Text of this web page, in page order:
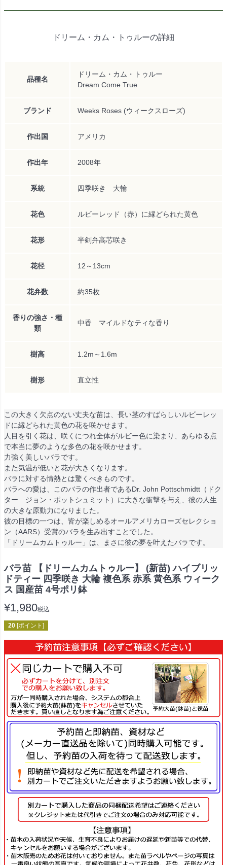
ドリーム・カム・トゥルーの詳細
品種名
ドリーム・カム・トゥルー
Dream Come True
ブランド Weeks Roses (ウィークスローズ)
作出国 アメリカ
作出年 2008年
系統 四季咲き 大輪
花色 ルビーレッド（赤）に縁どられた黄色
花形 半剣弁高芯咲き
花径 12～13cm
花弁数 約35枚
香りの強さ・種
類
中香 マイルドなティな香り
樹高 1.2m～1.6m
樹形 直立性
この大きく欠点のない丈夫な苗は、長い茎のすばらしいルビーレッ
ドに縁どられた黄色の花を咲かせます。
人目を引く花は、咲くにつれ全体がルビー色に染まり、あらゆる点
で本当に夢のような多色の花を咲かせます。
力強く美しいバラです。
また気温が低いと花が大きくなります。
バラに対する情熱とは驚くべきものです。
バラへの愛は、このバラの作出者であるDr. John Pottschmidtt（ドク
ター ジョン・ポットシュミット）に大きな衝撃を与え、彼の人生
の大きな原動力になりました。
彼の目標の一つは、皆が楽しめるオールアメリカローズセレクショ
ン（AARS）受賞のバラを生み出すことでした。
「ドリームカムトゥルー」は、まさに彼の夢を叶えたバラです。
バラ苗 【ドリームカムトゥルー】 (新苗) ハイブリッ
ドティー 四季咲き 大輪 複色系 赤系 黄色系 ウィーク
ス 国産苗 4号ポリ鉢
¥1,980税込
20 [ポイント]